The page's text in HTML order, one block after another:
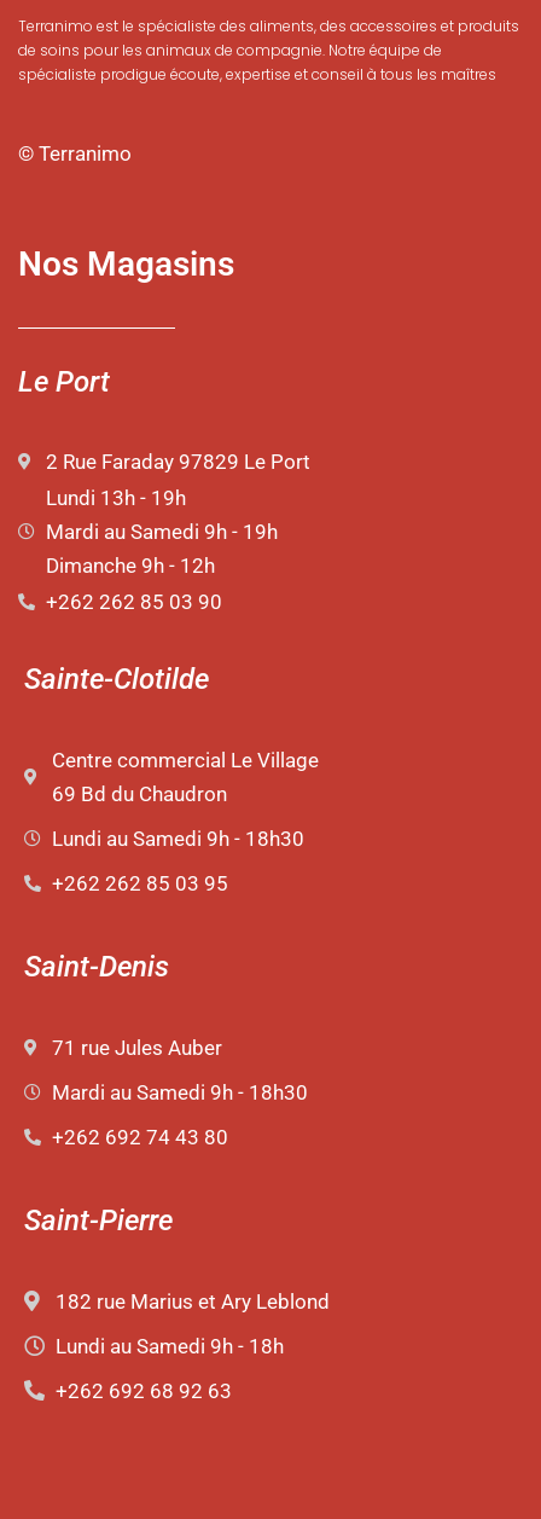
Terranimo est le spécialiste des aliments, des accessoires et produits
de soins pour les animaux de compagnie. Notre équipe de
spécialiste prodigue écoute, expertise et conseil à tous les maîtres
© Terranimo
Nos Magasins
Le Port
2 Rue Faraday 97829 Le Port
Lundi 13h - 19h
Mardi au Samedi 9h - 19h
Dimanche 9h - 12h
+262 262 85 03 90
Sainte-Clotilde
Centre commercial Le Village
69 Bd du Chaudron
Lundi au Samedi 9h - 18h30
+262 262 85 03 95
Saint-Denis
71 rue Jules Auber
Mardi au Samedi 9h - 18h30
+262 692 74 43 80
Saint-Pierre
182 rue Marius et Ary Leblond
Lundi au Samedi 9h - 18h
+262 692 68 92 63